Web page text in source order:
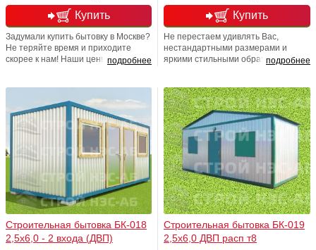
Купить
подробнее
Задумали купить бытовку в Москве?
Не теряйте время и приходите
скорее к нам! Наши цены приятно
не смогут не порадовать Вас! Ведь
только у нас в широчайшем
ассортименте всегда бытовки от
производителя, причем
действительно реального!
Купить
подробнее
Не перестаем удивлять Вас,
нестандартными размерами и
яркими стильными образами.
доставкой. Напоминаем Вам, что
бытовки можно использовать как
хозблоки и бытовки для дачи. Для
себя Вы всегда сможете сделать
выбор: какие именно вам нужны
строения - дачные и хозяйственные
Строительная бытовка БК-018
2,5х6,0 - 2 входа (ДВП)
Строительная бытовка БК-019
2,5х6,0 ДВП расп т8